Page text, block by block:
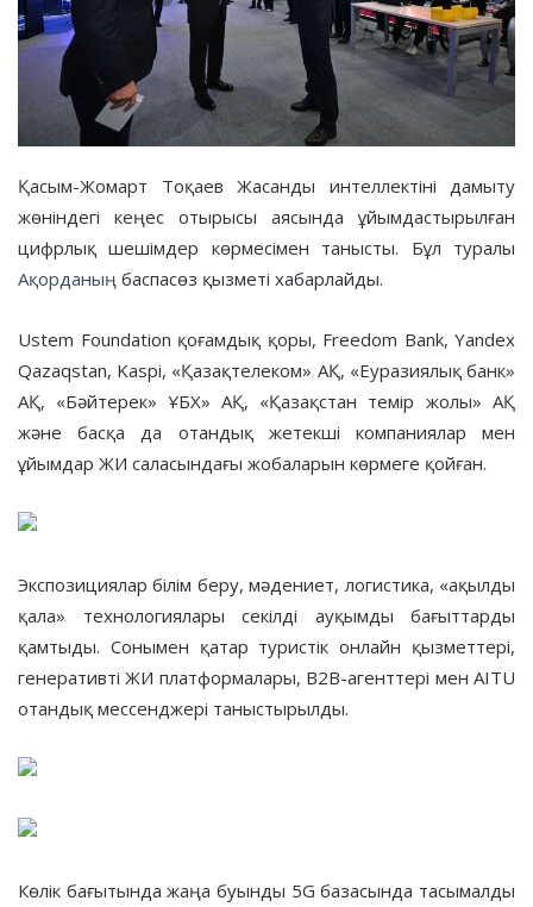
Қасым-Жомарт Тоқаев Жасанды интеллектіні дамыту
жөніндегі кеңес отырысы аясында ұйымдастырылған
цифрлық шешімдер көрмесімен танысты. Бұл туралы
Ақорданың баспасөз қызметі хабарлайды.
Ustem Foundation қоғамдық қоры, Freedom Bank, Yandex
Qazaqstan, Kaspi, «Қазақтелеком» АҚ, «Еуразиялық банк»
АҚ, «Бәйтерек» ҰБХ» АҚ, «Қазақстан темір жолы» АҚ
және басқа да отандық жетекші компаниялар мен
ұйымдар ЖИ саласындағы жобаларын көрмеге қойған.
Экспозициялар білім беру, мәдениет, логистика, «ақылды
қала» технологиялары секілді ауқымды бағыттарды
қамтыды. Сонымен қатар туристік онлайн қызметтері,
генеративті ЖИ платформалары, В2В-агенттері мен AITU
отандық мессенджері таныстырылды.
Көлік бағытында жаңа буынды 5G базасында тасымалды